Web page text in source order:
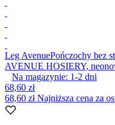
Leg AvenuePończochy bez
AVENUE HOSIERY,
Na magazynie: 1-2 dni
68,60 zł
68,60 złNajniższa cena za